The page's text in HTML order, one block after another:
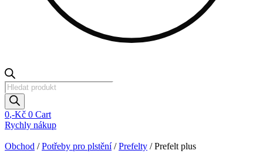
Products
search
0,-Kč 0 Cart
Rychly nákup
Obchod /Potřeby pro plstění/Prefelty / Prefelt plus